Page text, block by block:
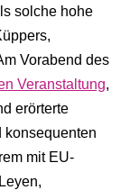
solche hohe
Vorabend des
Veranstaltung,
erörterte
konsequenten
mit EU-